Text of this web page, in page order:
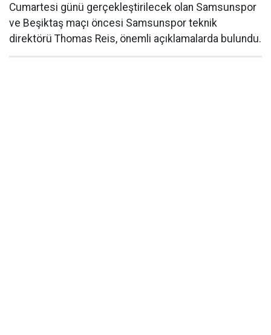
Cumartesi günü gerçekleştirilecek olan Samsunspor
ve Beşiktaş maçı öncesi Samsunspor teknik
direktörü Thomas Reis, önemli açıklamalarda bulundu.